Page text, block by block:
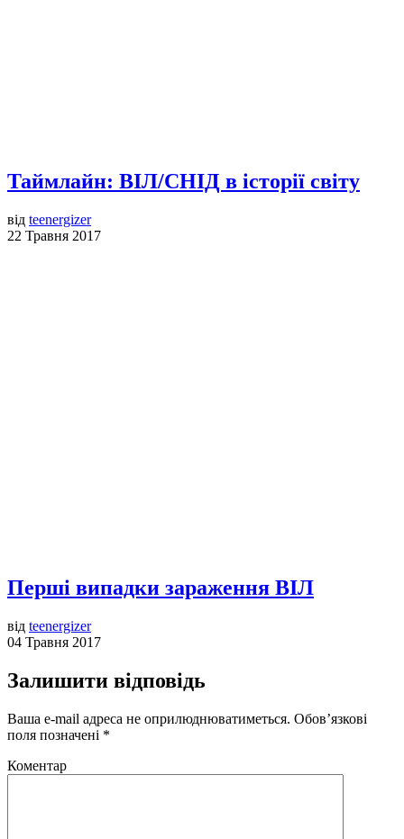
Таймлайн: ВІЛ/СНІД в історії світу
від teenergizer
22 Травня 2017
Перші випадки зараження ВІЛ
від teenergizer
04 Травня 2017
Залишити відповідь
Ваша e-mail адреса не оприлюднюватиметься. Обов’язкові
поля позначені *
Коментар